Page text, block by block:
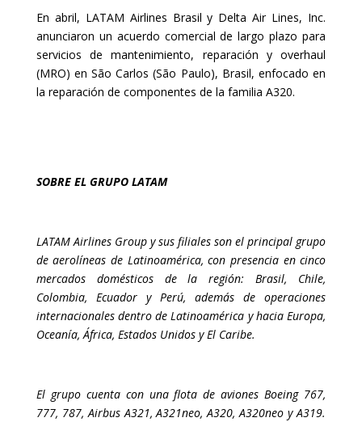
En abril, LATAM Airlines Brasil y Delta Air Lines, Inc.
anunciaron un acuerdo comercial de largo plazo para
servicios de mantenimiento, reparación y overhaul
(MRO) en São Carlos (São Paulo), Brasil, enfocado en
la reparación de componentes de la familia A320.
SOBRE EL GRUPO LATAM
LATAM Airlines Group y sus filiales son el principal grupo
de aerolíneas de Latinoamérica, con presencia en cinco
mercados domésticos de la región: Brasil, Chile,
Colombia, Ecuador y Perú, además de operaciones
internacionales dentro de Latinoamérica y hacia Europa,
Oceanía, África, Estados Unidos y El Caribe.
El grupo cuenta con una flota de aviones Boeing 767,
777, 787, Airbus A321, A321neo, A320, A320neo y A319.